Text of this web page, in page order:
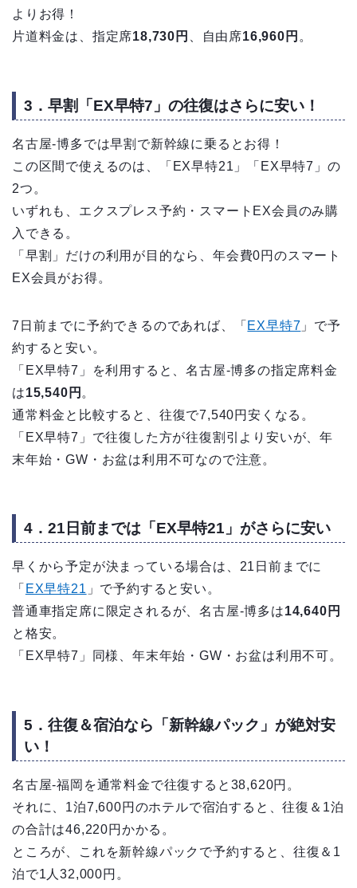
よりお得！
片道料金は、指定席18,730円 、自由席16,960円 。
3．早割「EX早特7」の往復はさらに安い！
名古屋‐博多では早割で新幹線に乗るとお得！
この区間で使えるのは、「EX早特21」「EX早特7」の
2つ。
いずれも、エクスプレス予約・スマートEX会員のみ購
入できる。
「早割」だけの利用が目的なら、年会費0円のスマート
EX会員がお得。
7日前までに予約できるのであれば、「 EX早特7 」で予
約すると安い。
「EX早特7」を利用すると、名古屋‐博多の指定席料金
は15,540円 。
通常料金と比較すると、往復で7,540円安くなる。
「EX早特7」で往復した方が往復割引より安いが、年
末年始・GW・お盆は利用不可なので注意。
4．21日前までは「EX早特21」がさらに安い
早くから予定が決まっている場合は、21日前までに
「 EX早特21 」で予約すると安い。
普通車指定席に限定されるが、名古屋-博多は14,640円
と格安。
「EX早特7」同様、年末年始・GW・お盆は利用不可。
5．往復＆宿泊なら「新幹線パック」が絶対安
い！
名古屋‐福岡を通常料金で往復すると38,620円。
それに、1泊7,600円のホテルで宿泊すると、往復＆1泊
の合計は46,220円かかる。
ところが、これを新幹線パックで予約すると、往復＆1
泊で1人32,000円。